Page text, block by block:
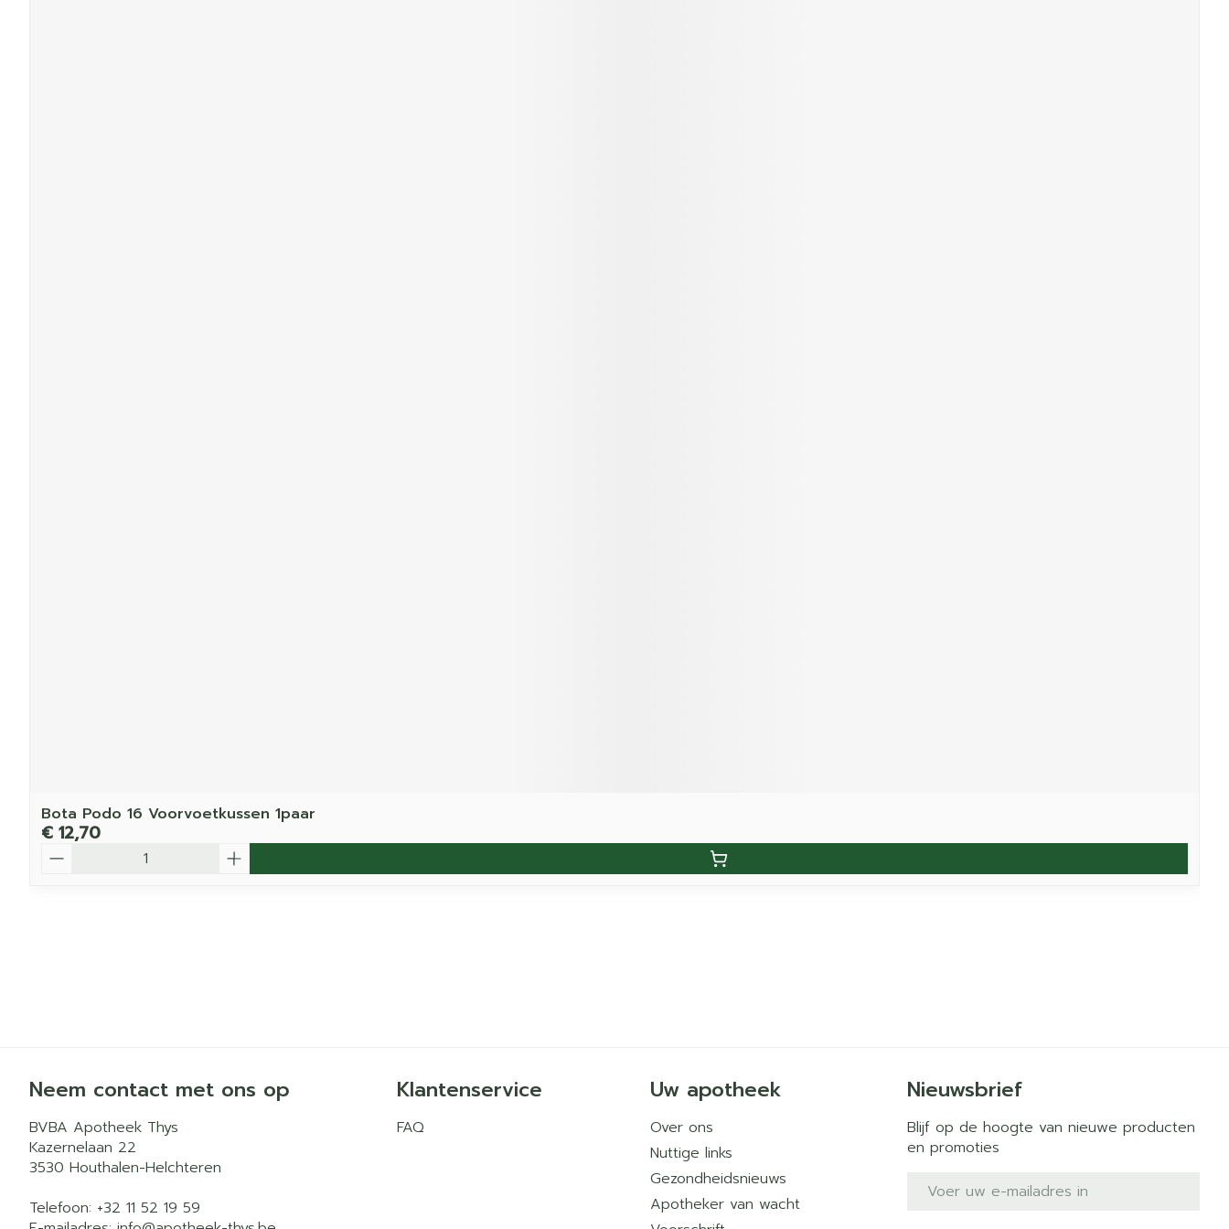
Bota Podo 16 Voorvoetkussen 1paar
€ 12,70
Neem contact met ons op
BVBA Apotheek Thys
Kazernelaan 22
3530 Houthalen-Helchteren
Telefoon: +32 11 52 19 59
Klantenservice
FAQ
Uw apotheek
Over ons
Nuttige links
Gezondheidsnieuws
Apotheker van wacht
Nieuwsbrief
Blijf op de hoogte van nieuwe producten
en promoties
E-mail adres